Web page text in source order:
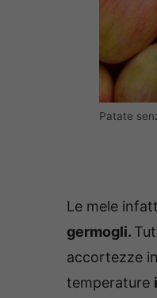
Patate
Le mele
germogli.
accortezze
temperature